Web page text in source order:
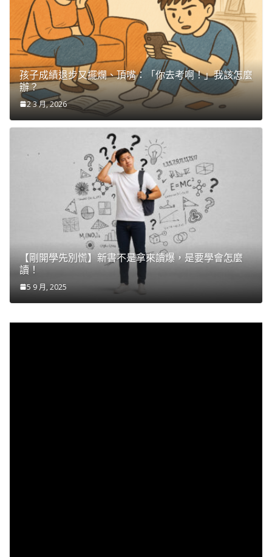
孩子成績退步又擺爛、頂嘴：「你去考啊！」我該怎麼
辦？
2 3 月, 2026
【剛開學先別慌】新書不是拿來讀爆，是要學會怎麼
讀！
5 9 月, 2025